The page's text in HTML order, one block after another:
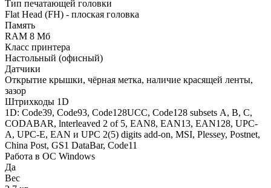
Тип печатающей головки
Flat Head (FH) - плоская головка
Память
RAM 8 Мб
Класс принтера
Настольный (офисный)
Датчики
Открытие крышки, чёрная метка, наличие красящей ленты,
зазор
Штрихкоды 1D
1D: Code39, Code93, Code128UCC, Code128 subsets А, В, С,
CODABAR, lnterleaved 2 of 5, EAN8, EAN13, EAN128, UPC-
A, UPC-E, EAN и UPC 2(5) digits add-on, MSI, Plessey, Postnet,
China Post, GS1 DataBar, Code11
Работа в ОС Windows
Да
Вес